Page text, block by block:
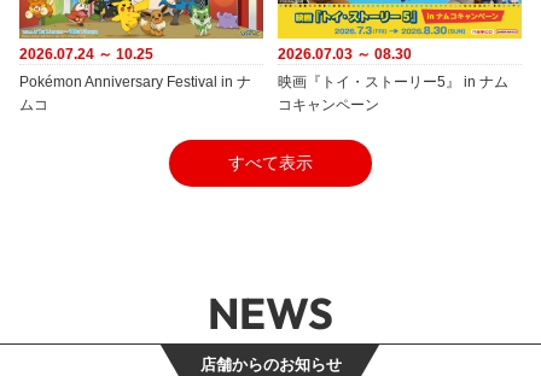
2026.07.24 ～ 10.25
Pokémon Anniversary Festival in ナ
ムコ
2026.07.03 ～ 08.30
映画『トイ・ストーリー5』 in ナム
コキャンペーン
すべて表示
店舗からのお知らせ
NEWS